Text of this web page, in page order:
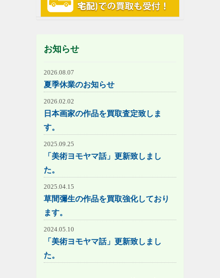
お知らせ
2026.08.07
夏季休業のお知らせ
2026.02.02
日本画家の作品を買取査定致しま
す。
2025.09.25
「美術ヨモヤマ話」更新致しまし
た。
2025.04.15
草間彌生の作品を買取強化しており
ます。
2024.05.10
「美術ヨモヤマ話」更新致しまし
た。